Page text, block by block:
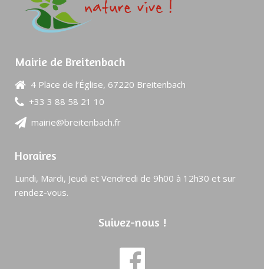
Mairie de Breitenbach
4 Place de l’Église, 67220 Breitenbach
+33 3 88 58 21 10
mairie@breitenbach.fr
Horaires
Lundi, Mardi, Jeudi et Vendredi de 9h00 à 12h30 et sur
rendez-vous.
Suivez-nous !